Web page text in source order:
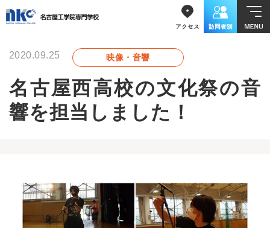
2020.09.25 映像・音響
名古屋西高校の文化祭の音
響を担当しました！